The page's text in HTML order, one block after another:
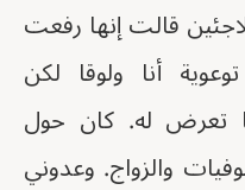
قالت إنها رفعت
أنا ولوقا لكن
تعرض له. كان حول
والزواج. وعدوني